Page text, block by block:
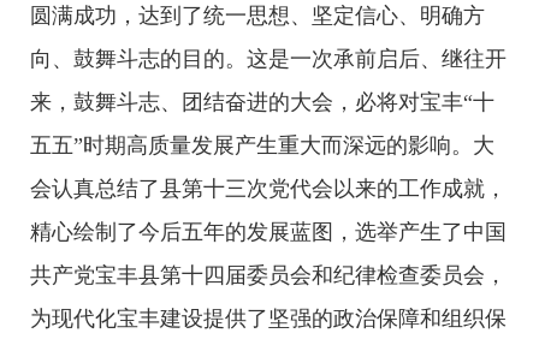
圆满成功，达到了统一思想、坚定信心、明确方
向、鼓舞斗志的目的。这是一次承前启后、继往开
来，鼓舞斗志、团结奋进的大会，必将对宝丰“十
五五”时期高质量发展产生重大而深远的影响。大
会认真总结了县第十三次党代会以来的工作成就，
精心绘制了今后五年的发展蓝图，选举产生了中国
共产党宝丰县第十四届委员会和纪律检查委员会，
为现代化宝丰建设提供了坚强的政治保障和组织保